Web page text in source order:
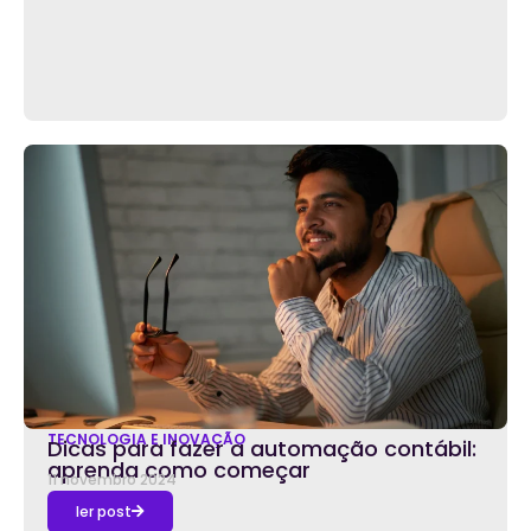
TECNOLOGIA E INOVAÇÃO
Dicas para fazer a automação contábil:
aprenda como começar
11 novembro 2024
ler post